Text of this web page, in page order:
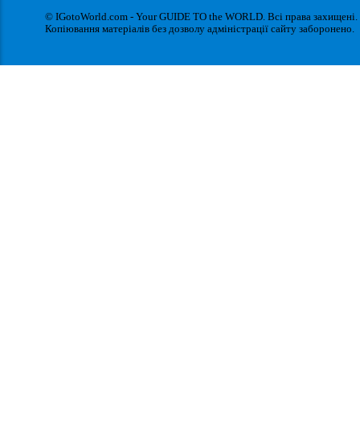
© IGotoWorld.com - Your GUIDE TO the WORLD. Всі права захищені.
Копіювання матеріалів без дозволу адміністрації сайту заборонено.